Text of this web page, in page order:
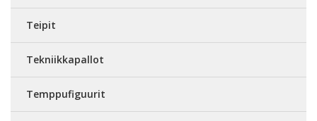
Teipit
Tekniikkapallot
Temppufiguurit